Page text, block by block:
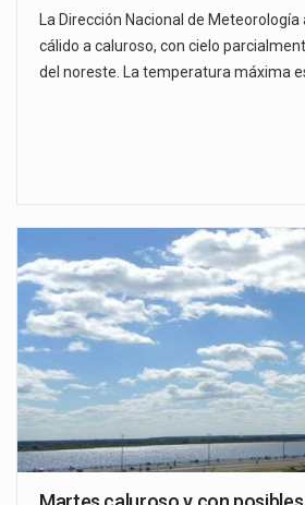
La Dirección Nacional de
cálido a caluroso, con cielo
del noreste. La temperatura máxima